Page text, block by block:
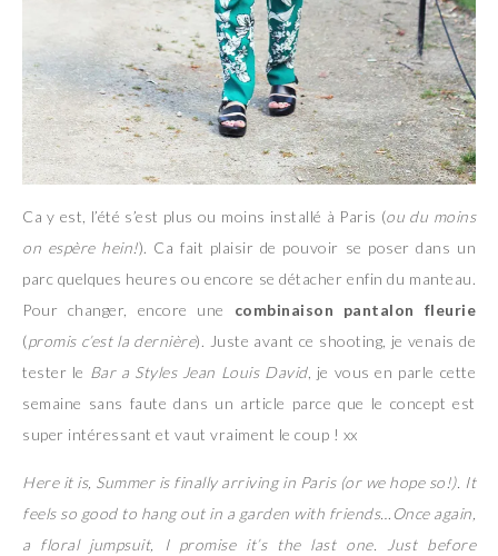
Ca y est, l’été s’est plus ou moins installé à Paris (ou du moins
on espère hein!). Ca fait plaisir de pouvoir se poser dans un
parc quelques heures ou encore se détacher enfin du manteau.
Pour changer, encore une combinaison pantalon fleurie
(promis c’est la dernière). Juste avant ce shooting, je venais de
tester le Bar a Styles Jean Louis David, je vous en parle cette
semaine sans faute dans un article parce que le concept est
super intéressant et vaut vraiment le coup ! xx
Here it is, Summer is finally arriving in Paris (or we hope so!). It
feels so good to hang out in a garden with friends…Once again,
a floral jumpsuit, I promise it’s the last one. Just before